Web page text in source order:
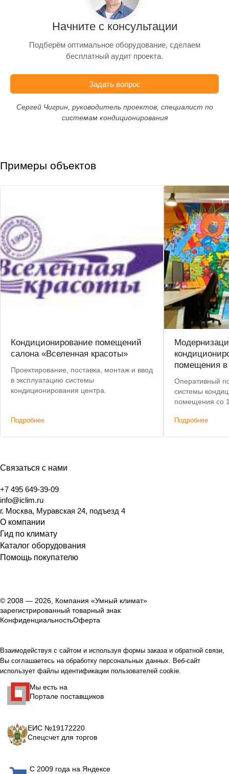
Начните с консультации
Подберём оптимальное оборудование, сделаем
бесплатный аудит проекта.
Задать вопрос
Сергей Чигрин, руководитель проектов, специалист по
системам кондиционирования
Примеры объектов
Кондиционирование помещений
салона «Вселенная красоты»
Проектирование, поставка, монтаж и ввод
в эксплуатацию системы
кондиционирования центра.
Подробнее
помещения в
Оперативный
системы
помещения со
Подробнее
Связаться с нами
+7 495 649-39-09
info@iclim.ru
г. Москва, Муравская 24, подъезд 4
О компании
Гид по климату
Каталог оборудования
Помощь покупателю
© 2008 — 2026, Компания «Умный климат»
зарегистрированный товарный знак
КонфиденциальностьОферта
Взаимодействуя с сайтом и используя формы заказа и обратной связи,
Вы соглашаетесь на обработку персональных данных. Веб-сайт
использует файлы идентификации пользователей cookie.
Мы есть на
Портале поставщиков
ЕИС №19172220
Спецсчет для торгов
С 2009 года на Яндексе